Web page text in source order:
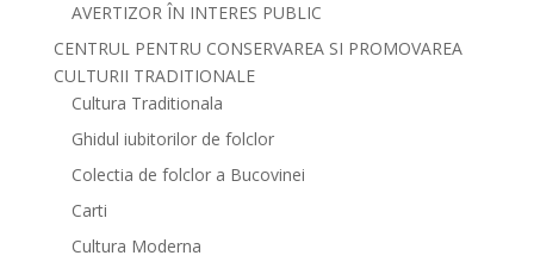
AVERTIZOR ÎN INTERES PUBLIC
CENTRUL PENTRU CONSERVAREA SI PROMOVAREA
CULTURII TRADITIONALE
Cultura Traditionala
Ghidul iubitorilor de folclor
Colectia de folclor a Bucovinei
Carti
Cultura Moderna